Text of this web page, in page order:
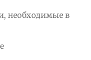
необходимые в